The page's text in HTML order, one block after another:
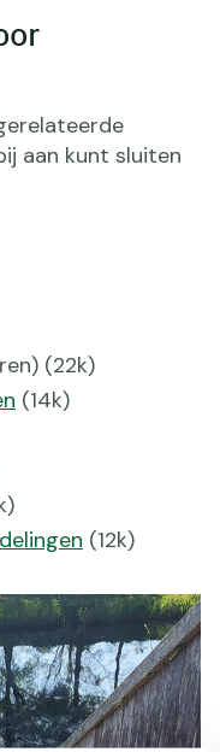
aan kunt sluiten
(22k)
(14k)
(12k)